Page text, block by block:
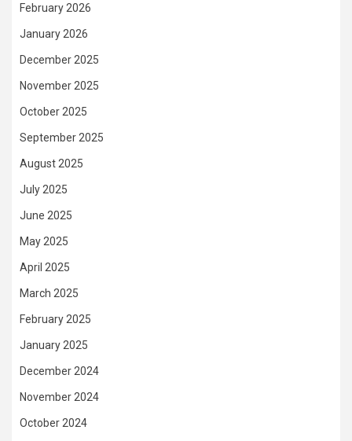
February 2026
January 2026
December 2025
November 2025
October 2025
September 2025
August 2025
July 2025
June 2025
May 2025
April 2025
March 2025
February 2025
January 2025
December 2024
November 2024
October 2024